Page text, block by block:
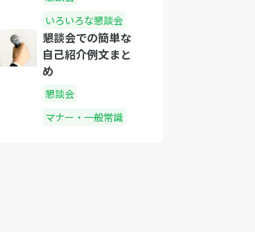
いろいろな懇談会
懇談会での簡単な
自己紹介例文まと
め
懇談会
マナー・一般常識